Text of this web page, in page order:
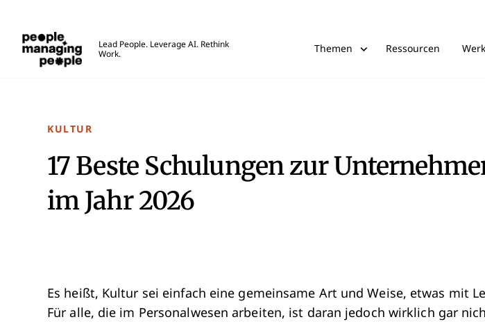
Lead People. Leverage AI. Rethink
Work.
Themen Ressourcen
KULTUR
17 Beste Schulungen zur
im Jahr 2026
Es heißt, Kultur sei einfach eine gemeinsame Art und Weise, etwas mit
Für alle, die im Personalwesen arbeiten, ist daran jedoch wirklich gar